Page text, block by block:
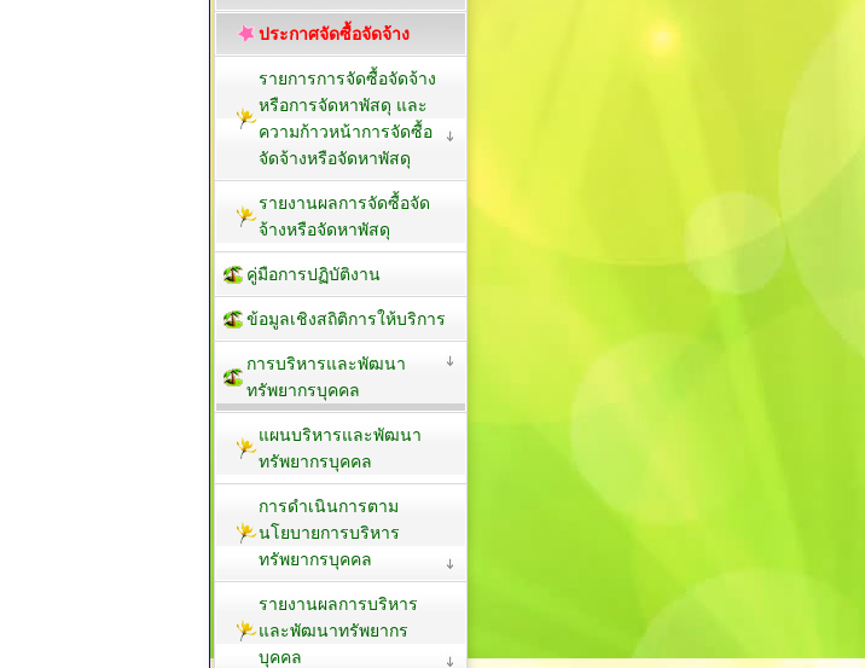
ประกาศจัดซื้อจัดจ้าง
รายการการจัดซื้อจัดจ้าง
หรือการจัดหาพัสดุ และ
ความก้าวหน้าการจัดซื้อ
จัดจ้างหรือจัดหาพัสดุ
รายงานผลการจัดซื้อจัด
จ้างหรือจัดหาพัสดุ
คู่มือการปฏิบัติงาน
ข้อมูลเชิงสถิติการให้บริการ
การบริหารและพัฒนา
ทรัพยากรบุคคล
แผนบริหารและพัฒนา
ทรัพยากรบุคคล
การดำเนินการตาม
นโยบายการบริหาร
ทรัพยากรบุคคล
รายงานผลการบริหาร
และพัฒนาทรัพยากร
บุคคล